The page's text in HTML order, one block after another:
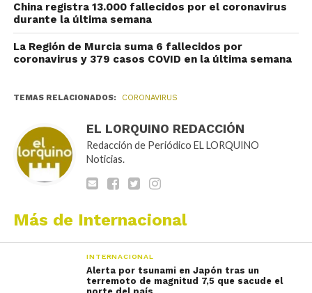
China registra 13.000 fallecidos por el coronavirus
durante la última semana
La Región de Murcia suma 6 fallecidos por
coronavirus y 379 casos COVID en la última semana
TEMAS RELACIONADOS: CORONAVIRUS
EL LORQUINO REDACCIÓN
Redacción de Periódico EL LORQUINO
Noticias.
Más de Internacional
INTERNACIONAL
Alerta por tsunami en Japón tras un
terremoto de magnitud 7,5 que sacude el